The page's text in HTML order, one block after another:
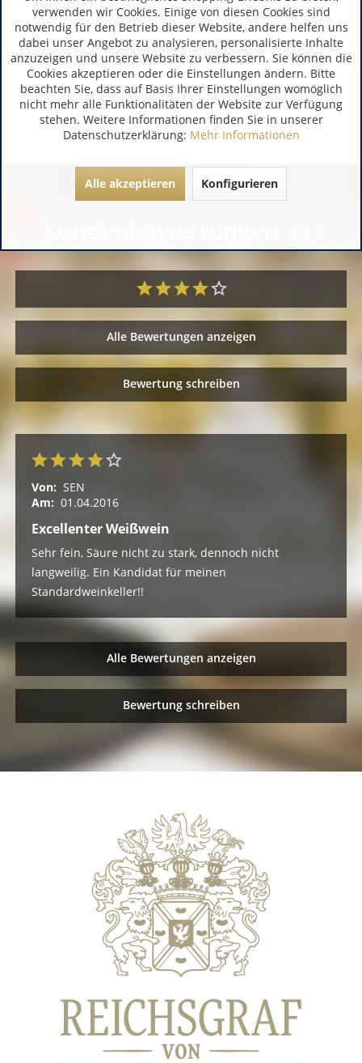
Hersteller / Importeur:
Reichsgraf von
KesselstattSchlossgut
Marienlay
DE 54317 Morscheid
www.kesselstatt.com
Alle Bewertungen anzeigen
Bewertung schreiben
Von: SEN
Am: 01.04.2016
Excellenter Weißwein
Sehr fein, Säure nicht zu stark, dennoch nicht
langweilig. Ein Kandidat für meinen
Standardweinkeller!!
Alle Bewertungen anzeigen
Bewertung schreiben
verwenden wir Cookies. Einige von diesen Cookies sind
notwendig für den Betrieb dieser Website, andere helfen uns
dabei unser Angebot zu analysieren, personalisierte Inhalte
anzuzeigen und unsere Website zu verbessern. Sie können die
Cookies akzeptieren oder die Einstellungen ändern. Bitte
beachten Sie, dass auf Basis Ihrer Einstellungen womöglich
nicht mehr alle Funktionalitäten der Website zur Verfügung
stehen. Weitere Informationen finden Sie in unserer
Datenschutzerklärung: Mehr Informationen
Alle akzeptieren Konfigurieren